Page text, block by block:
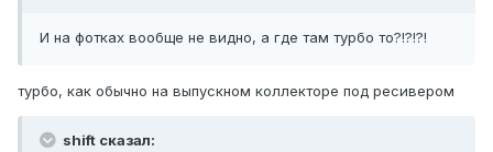
И на фотках вообще не видно, а где там турбо то?!?!?!
турбо, как обычно на выпускном коллекторе под ресивером
shift сказал: